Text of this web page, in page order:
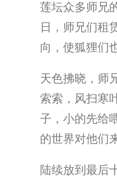
莲坛众多师兄
日，师兄们租
向，使狐狸们
天色拂晓，师
索索，风扫寒
子，小的先给
的世界对他们
陆续放到最后